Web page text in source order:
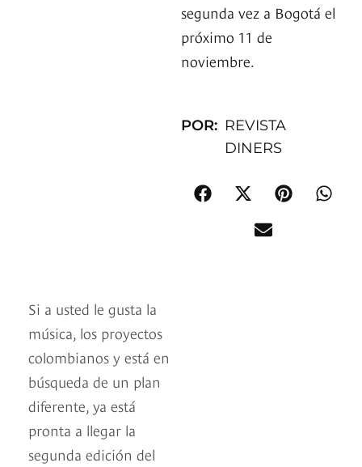
segunda vez a Bogotá el
próximo 11 de
noviembre.
POR: REVISTA
DINERS
Si a usted le gusta la
música, los proyectos
colombianos y está en
búsqueda de un plan
diferente, ya está
pronta a llegar la
segunda edición del